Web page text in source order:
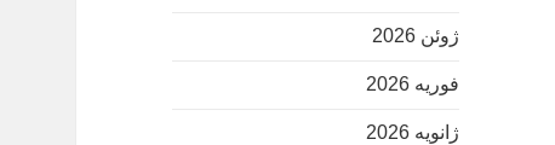
ژوئن 2026
فوریه 2026
ژانویه 2026